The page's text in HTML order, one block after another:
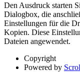
Den Ausdruck starten
Dialogbox, die
Einstellungen für die
Kopien. Diese
Dateien angewendet.
Copyright
Powered by